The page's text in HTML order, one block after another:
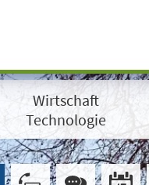
Wirtschaft
Technologie